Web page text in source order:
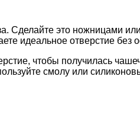
Сделайте это ножницами
идеальное отверстие без
чтобы получилась
смолу или